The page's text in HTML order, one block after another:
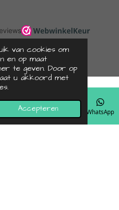
van cookies om
en op maat
te geven. Door op
u akkoord met
Accepteren
Kaart Instagram WhatsApp